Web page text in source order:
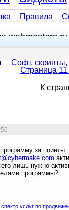
Правила
Софт,
webmasters.ru
Страница 11
К
за
лишь нужно
программы?
услуг по